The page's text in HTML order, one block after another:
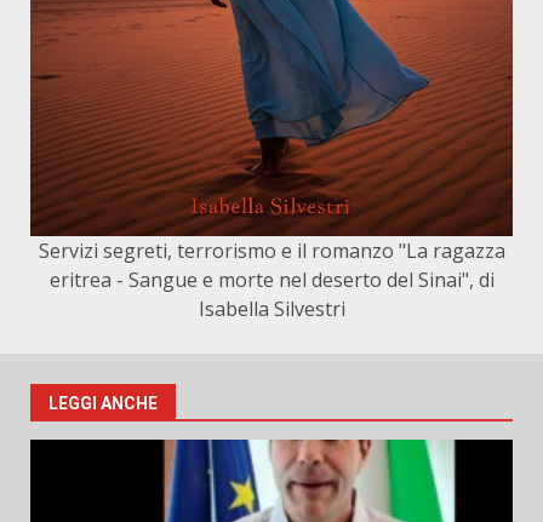
Servizi segreti, terrorismo e il romanzo "La ragazza
eritrea - Sangue e morte nel deserto del Sinai", di
Isabella Silvestri
LEGGI ANCHE